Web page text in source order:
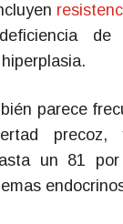
de
parece
un 81